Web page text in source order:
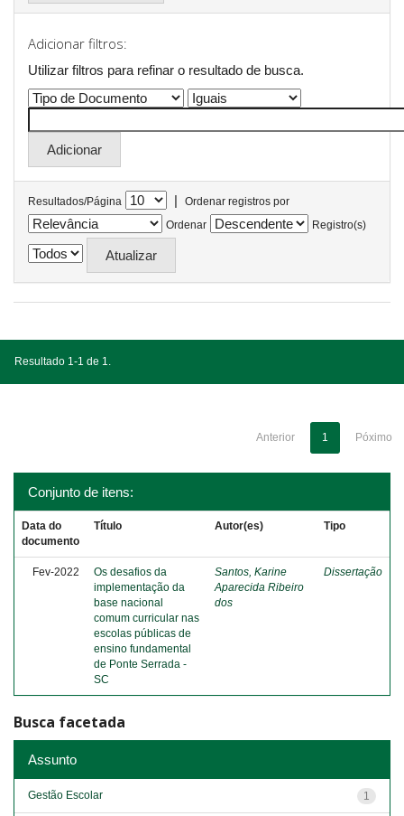
Adicionar filtros:
Utilizar filtros para refinar o resultado de busca.
Resultados/Página |
Ordenar registros por
Ordenar
Registro(s)
Resultado 1-1 de 1.
Anterior 1 Póximo
Conjunto de itens:
Data do
documento
Título Autor(es) Tipo
Fev-2022
Os desafios da
implementação da
base nacional
comum curricular nas
escolas públicas de
ensino fundamental
de Ponte Serrada -
SC
Santos, Karine
Aparecida Ribeiro
dos
Dissertação
Busca facetada
Assunto
1
Gestão Escolar